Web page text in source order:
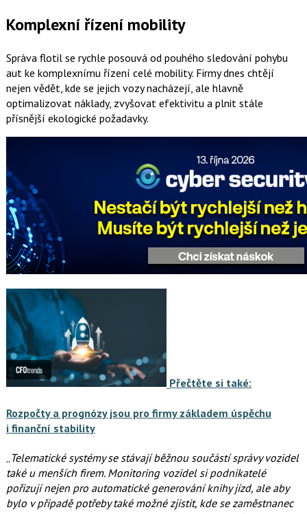
Komplexní řízení mobility
Správa flotil se rychle posouvá od pouhého sledování pohybu
aut ke komplexnímu řízení celé mobility. Firmy dnes chtějí
nejen vědět, kde se jejich vozy nacházejí, ale hlavně
optimalizovat náklady, zvyšovat efektivitu a plnit stále
přísnější ekologické požadavky.
Přečtěte si také:
Rozpočty a prognózy jsou pro firmy základem úspěchu
i finanční stability
Telematické systémy se stávají běžnou součástí správy vozidel
také u menších firem. Monitoring vozidel si podnikatelé
pořizují nejen pro automatické generování knihy jízd, ale aby
bylo v případě potřeby také možné zjistit, kde se zaměstnanec